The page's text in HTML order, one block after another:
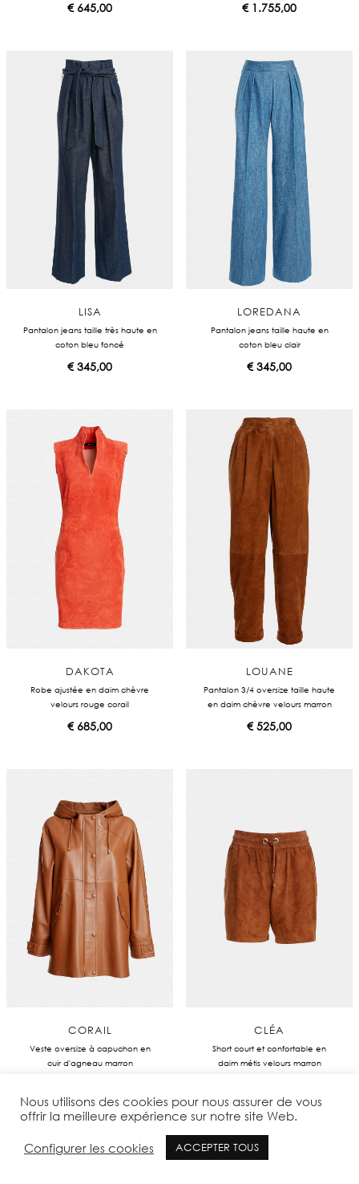
€645,00 €1.755,00
LISA
Pantalon jeans taille très haute en
coton bleu foncé
€345,00
LOREDANA
Pantalon jeans taille haute en
coton bleu clair
€345,00
DAKOTA
Robe ajustée en daim chèvre
velours rouge corail
€685,00
LOUANE
Pantalon 3/4 oversize taille haute
en daim chèvre velours marron
€525,00
CORAIL
Veste oversize à capuchon en
cuir d'agneau marron
CLÉA
Short court et confortable en
daim métis velours marron
Nous utilisons des cookies pour nous assurer de vous
offrir la meilleure expérience sur notre site Web.
Configurer les cookies ACCEPTER TOUS